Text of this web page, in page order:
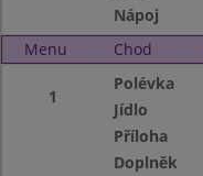
Nápoj
Menu
Chod
1
Polévka
Jídlo
Příloha
Doplněk